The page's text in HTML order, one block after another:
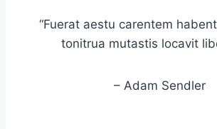
“Fuerat aestu carentem
tonitrua mutastis locavit
– Adam Sendler